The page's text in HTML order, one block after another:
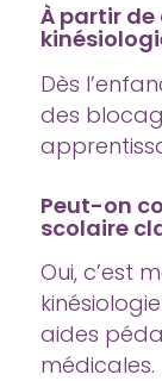
À partir
Dès
des
Peut-on
scolaire
Oui, c’est
aides
médicales.